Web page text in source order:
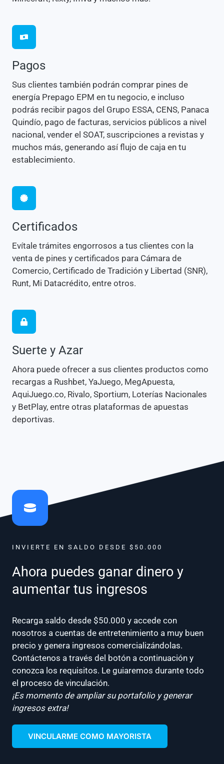
Pagos
Sus clientes también podrán comprar pines de
energía Prepago EPM en tu negocio, e incluso
podrás recibir pagos del Grupo ESSA, CENS, Panaca
Quindío, pago de facturas, servicios públicos a nivel
nacional, vender el SOAT, suscripciones a revistas y
muchos más, generando así flujo de caja en tu
establecimiento.
Certificados
Evítale trámites engorrosos a tus clientes con la
venta de pines y certificados para Cámara de
Comercio, Certificado de Tradición y Libertad (SNR),
Runt, Mi Datacrédito, entre otros.
Suerte y Azar
Ahora puede ofrecer a sus clientes productos como
recargas a Rushbet, YaJuego, MegApuesta,
AquiJuego.co, Rivalo, Sportium, Loterías Nacionales
y BetPlay, entre otras plataformas de apuestas
deportivas.
INVIERTE EN SALDO DESDE $50.000
Ahora puedes ganar dinero y
aumentar tus ingresos
Recarga saldo desde $50.000 y accede con
nosotros a cuentas de entretenimiento a muy buen
precio y genera ingresos comercializándolas.
Contáctenos a través del botón a continuación y
conozca los requisitos. Le guiaremos durante todo
el proceso de vinculación.
¡Es momento de ampliar su portafolio y generar
ingresos extra!
VINCULARME COMO MAYORISTA